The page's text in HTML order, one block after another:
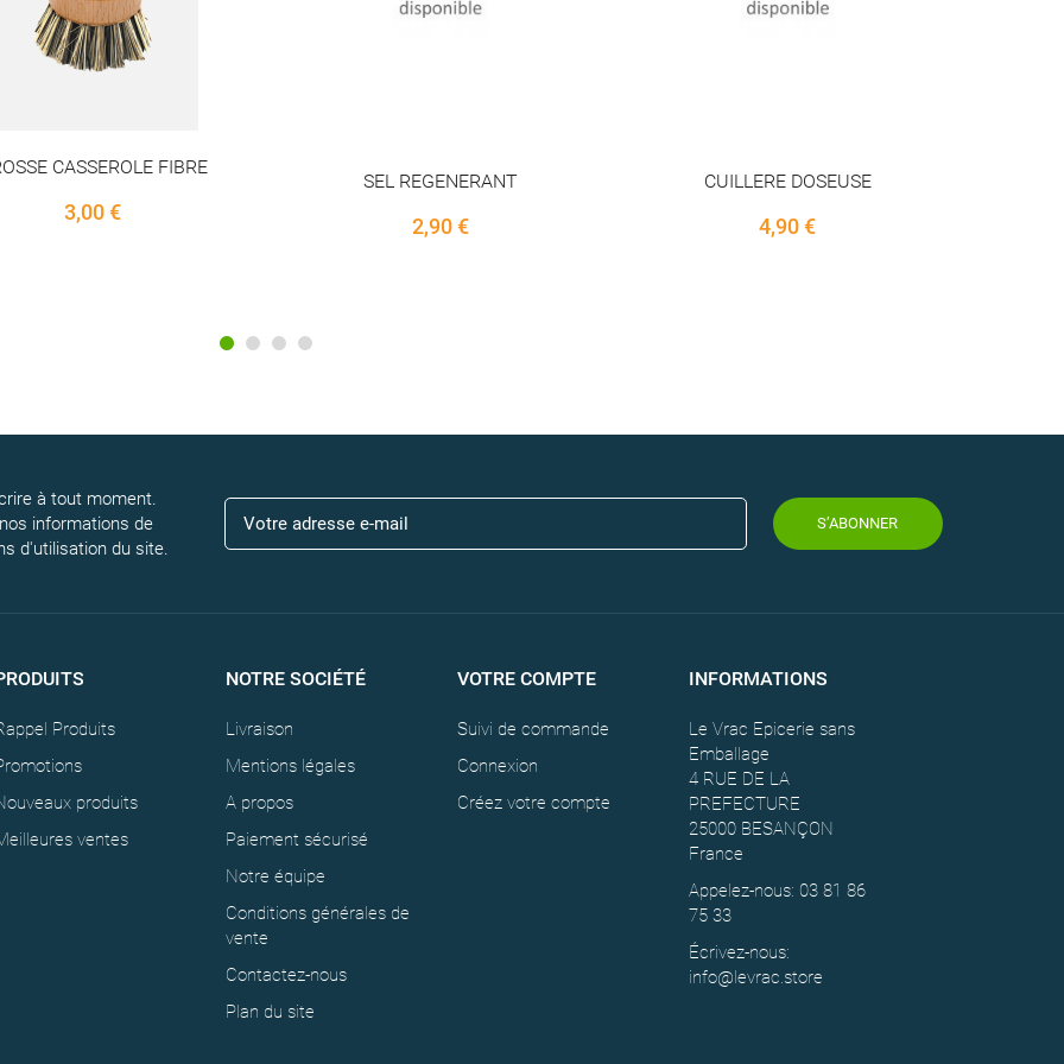
CASSEROLE FIBRE
3,00 €
SEL REGENERANT
2,90 €
CUILLERE DOSEUSE
4,90 €
à tout moment.
informations de
d'utilisation du site.
S’ABONNER
Produits
produits
ventes
NOTRE SOCIÉTÉ
Livraison
Mentions légales
A propos
Paiement sécurisé
Notre équipe
Conditions générales de
vente
Contactez-nous
Plan du site
VOTRE COMPTE
Suivi de commande
Connexion
Créez votre compte
INFORMATIONS
Le Vrac Epicerie sans
Emballage
4 RUE DE LA
PREFECTURE
25000 BESANÇON
France
Appelez-nous: 03 81 86
75 33
Écrivez-nous:
info@levrac.store